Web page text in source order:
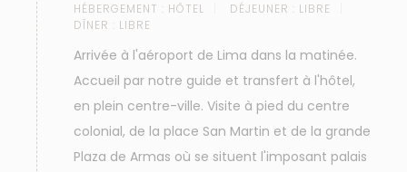
HÉBERGEMENT : HÔTEL DÉJEUNER : LIBRE
DÎNER : LIBRE
Arrivée à l'aéroport de Lima dans la matinée.
Accueil par notre guide et transfert à l'hôtel,
en plein centre-ville. Visite à pied du centre
colonial, de la place San Martin et de la grande
Plaza de Armas où se situent l'imposant palais